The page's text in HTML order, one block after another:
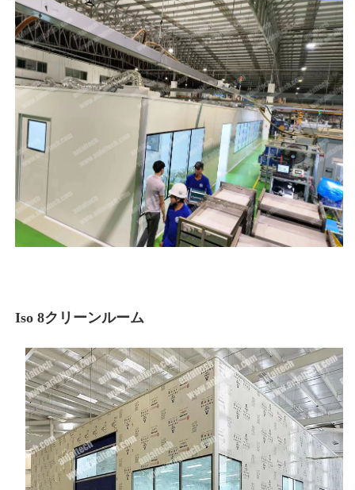
Iso 8クリーンルーム